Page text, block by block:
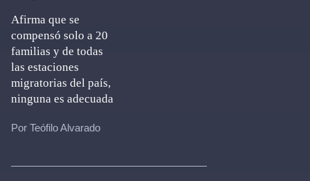
Afirma que se
compensó solo a 20
familias y de todas
las estaciones
migratorias del país,
ninguna es adecuada
Por Teófilo Alvarado